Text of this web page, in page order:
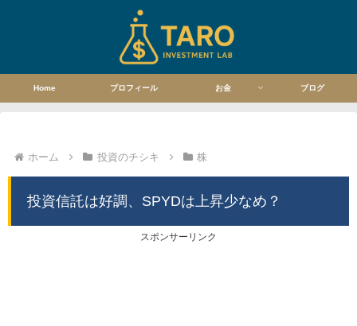
Home プロフィール お金 ブログ
ホーム 投資のチシキ 株
投資信託は好調、SPYDは上昇少なめ？
スポンサーリンク